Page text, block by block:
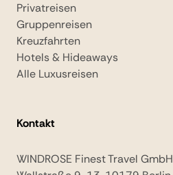
Privatreisen
Gruppenreisen
Kreuzfahrten
Hotels & Hideaways
Alle Luxusreisen
Kontakt
WINDROSE Finest Travel GmbH